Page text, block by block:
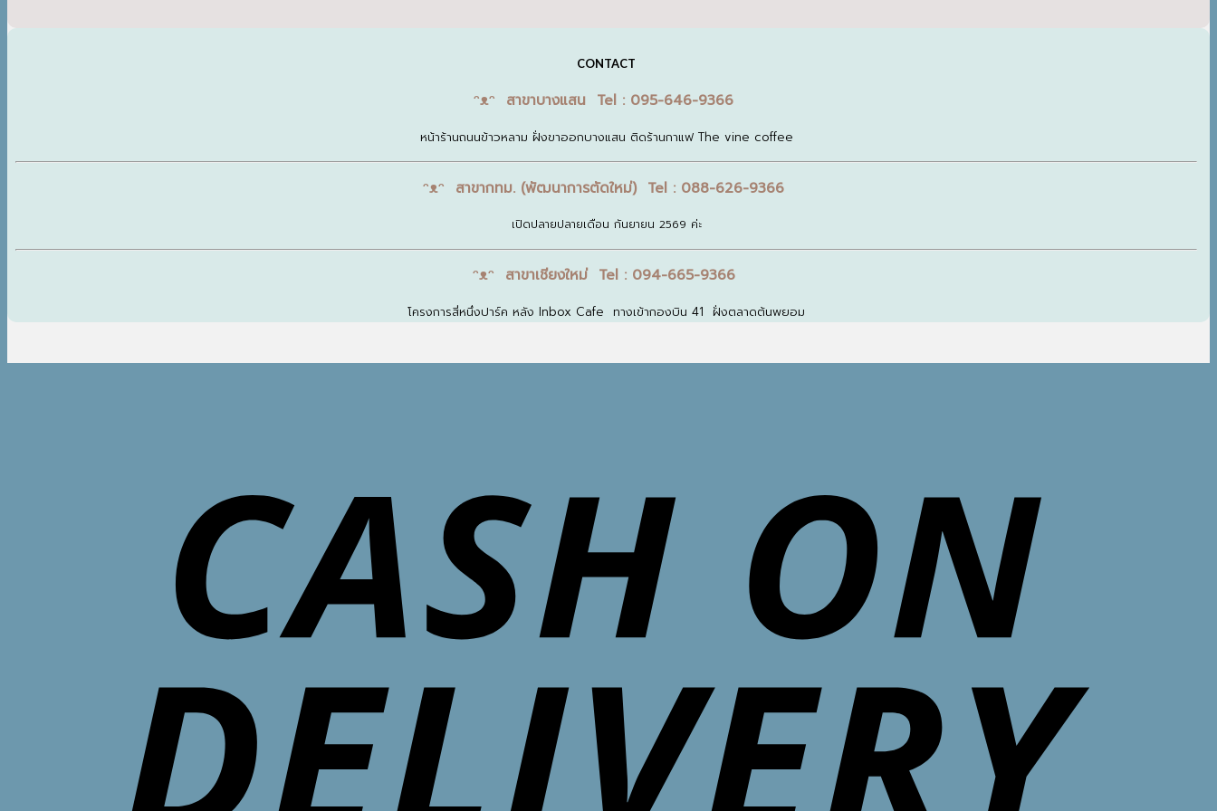
CONTACT
ᵔᴥᵔ สาขาบางแสน Tel : 095-646-9366
หน้าร้านถนนข้าวหลาม ฝั่งขาออกบางแสน ติดร้านกาแฟ The vine coffee
ᵔᴥᵔ สาขากทม. (พัฒนาการตัดใหม่) Tel : 088-626-9366
เปิดปลายปลายเดือน กันยายน 2569 ค่ะ
ᵔᴥᵔ สาขาเชียงใหม่ Tel : 094-665-9366
โครงการสี่หนึ่งปาร์ค หลัง Inbox Cafe ทางเข้ากองบิน 41 ฝั่งตลาดต้นพยอม